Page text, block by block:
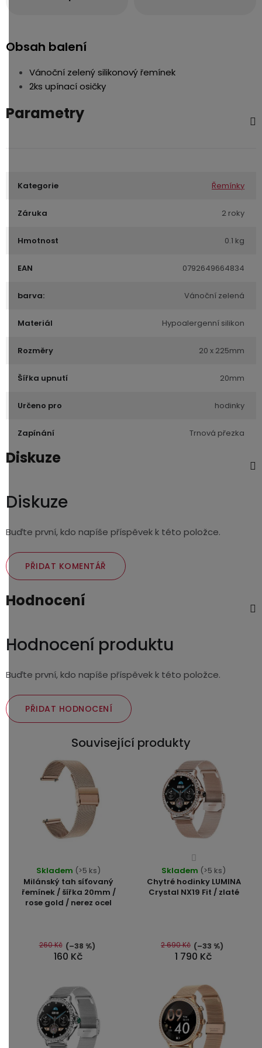
Obsah balení
Vánoční zelený silikonový řemínek
2ks upínací osičky
Parametry
Kategorie Řemínky
Záruka 2 roky
Hmotnost 0.1 kg
EAN 0792649664834
barva: Vánoční zelená
Materiál Hypoalergenní silikon
Rozměry 20 x 225mm
Šířka upnutí 20mm
Určeno pro hodinky
Zapínání Trnová přezka
Diskuze
Diskuze
Buďte první, kdo napíše příspěvek k této položce.
PŘIDAT KOMENTÁŘ
Hodnocení
Hodnocení produktu
Buďte první, kdo napíše příspěvek k této položce.
PŘIDAT HODNOCENÍ
Související produkty
Milánský tah síťovaný
řemínek / šířka 20mm /
rose gold / nerez ocel
Skladem (>5 ks)
160 Kč
260 Kč (–38 %)
Chytré hodinky LUMINA
Crystal NX19 Fit / zlaté
Průměrné
hodnocení
produktu
je
5
hvězdiček.
Skladem (>5 ks)
1 790 Kč
2 690 Kč (–33 %)